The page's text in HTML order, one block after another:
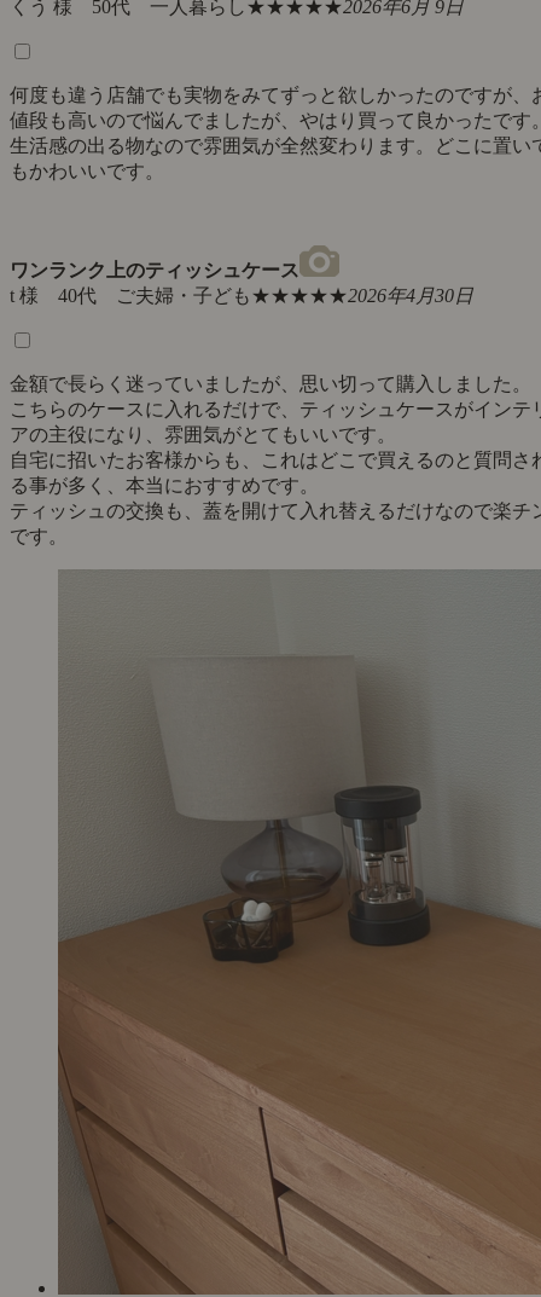
くう 様 50代 一人暮らし★★★★★2026年6月 9日
何度も違う店舗でも実物をみてずっと欲しかったのですが、
値段も高いので悩んでましたが、やはり買って良かったです
生活感の出る物なので雰囲気が全然変わります。どこに置い
もかわいいです。
ワンランク上のティッシュケース
t 様 40代 ご夫婦・子ども★★★★★2026年4月30日
金額で長らく迷っていましたが、思い切って購入しました。
こちらのケースに入れるだけで、ティッシュケースがインテ
アの主役になり、雰囲気がとてもいいです。
自宅に招いたお客様からも、これはどこで買えるのと質問さ
る事が多く、本当におすすめです。
ティッシュの交換も、蓋を開けて入れ替えるだけなので楽チ
です。